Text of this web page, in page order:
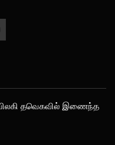
விலகி தவெகவில் இணைந்த